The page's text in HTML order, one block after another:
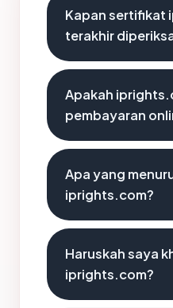
Kapan sertifikat
terakhir
Apakah
pembayaran
Apa yang
iprights.com?
Haruskah saya
iprights.com?